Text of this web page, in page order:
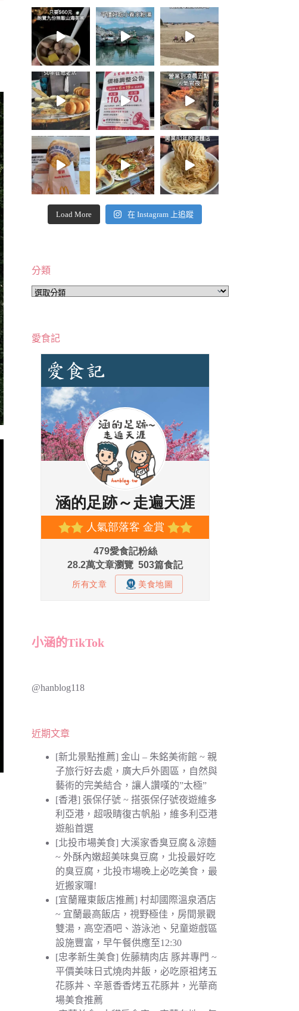
Load More 在 Instagram 上追蹤
分類
分
愛食記
小涵的TikTok
@hanblog118
近期文章
[新北景點推薦] 金山 – 朱銘美術館 ~ 親
子旅行好去處，廣大戶外園區，自然與
藝術的完美結合，讓人讚嘆的”太極”
[香港] 張保仔號 ~ 搭張保仔號夜遊維多
利亞港，超吸睛復古帆船，維多利亞港
遊船首選
[北投市場美食] 大溪家香臭豆腐＆涼麵
~ 外酥內嫩超美味臭豆腐，北投最好吃
的臭豆腐，北投市場晚上必吃美食，最
近搬家囉!
[宜蘭羅東飯店推薦] 村却國際溫泉酒店
~ 宜蘭最高飯店，視野極佳，房間景觀
雙湯，高空酒吧、游泳池、兒童遊戲區
設施豐富，早午餐供應至12:30
[忠孝新生美食] 佐藤精肉店 豚丼專門 ~
平價美味日式燒肉丼飯，必吃原祖烤五
花豚丼、辛蔥香香烤五花豚丼，光華商
場美食推薦